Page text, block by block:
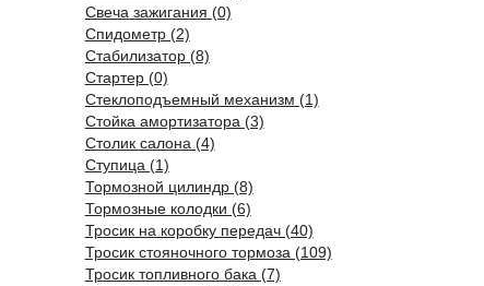
Свеча зажигания (0)
Спидометр (2)
Стабилизатор (8)
Стартер (0)
Стеклоподъемный механизм (1)
Стойка амортизатора (3)
Столик салона (4)
Ступица (1)
Тормозной цилиндр (8)
Тормозные колодки (6)
Тросик на коробку передач (40)
Тросик стояночного тормоза (109)
Тросик топливного бака (7)